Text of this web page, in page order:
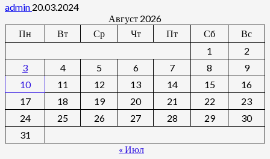
admin 20.03.2024
Август 2026
Пн
Вт Ср Чт Пт Сб
Вс
1
2
3
4 5 6 7 8
9
10
11 12 13 14 15
16
17
18 19 20 21 22
23
24
25 26 27 28 29
30
31
« Июл